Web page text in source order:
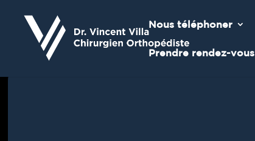
Nous téléphoner
Prendre rendez-vous